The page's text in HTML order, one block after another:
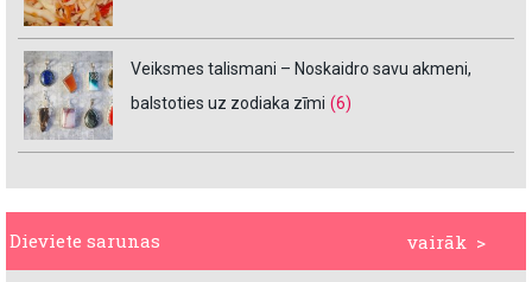
Veiksmes talismani – Noskaidro savu akmeni,
balstoties uz zodiaka zīmi (6)
vairāk >
Dieviete sarunas